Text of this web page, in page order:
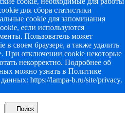
для сбора статистики
cookie для запоминания
если используются
Пользователь может
в своем браузере, а также удалить
При отключении cookie некоторые
некорректно. Подробнее об
можно узнать в Политике
https://lampa-b.ru/site/privacy.
Поиск